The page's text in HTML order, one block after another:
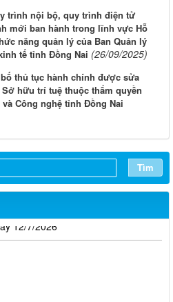
trình nội bộ, quy trình điện tử
mới ban hành trong lĩnh vực Hỗ
năng quản lý của Ban Quản lý
tế tỉnh Đồng Nai (26/09/2025)
thủ tục hành chính được sửa
hữu trí tuệ thuộc thẩm quyền
Công nghệ tỉnh Đồng Nai
Tìm
09/8/2026
26/7/2026
18/7/2026
12/7/2026